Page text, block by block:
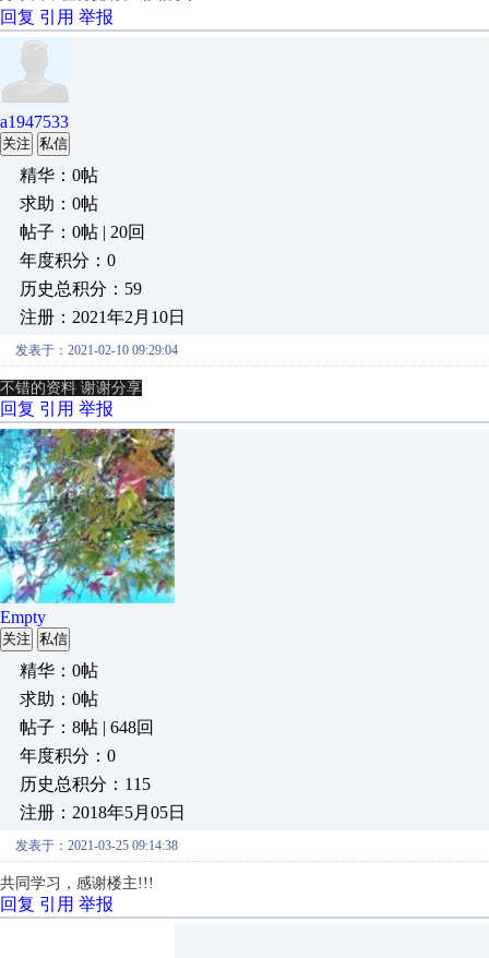
回复 引用 举报
a1947533
关注 私信
精华：0帖
求助：0帖
帖子：0帖 | 20回
年度积分：0
历史总积分：59
注册：2021年2月10日
发表于：2021-02-10 09:29:04
不错的资料 谢谢分享
回复 引用 举报
Empty
关注 私信
精华：0帖
求助：0帖
帖子：8帖 | 648回
年度积分：0
历史总积分：115
注册：2018年5月05日
发表于：2021-03-25 09:14:38
共同学习，感谢楼主!!!
回复 引用 举报